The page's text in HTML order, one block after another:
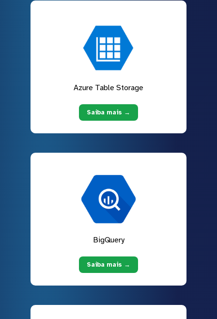
Azure Table Storage
Saiba mais →
BigQuery
Saiba mais →